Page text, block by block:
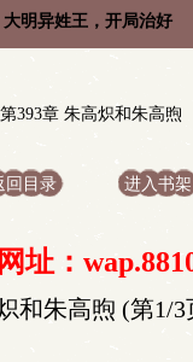
大明异姓王，开局治好
第393章 朱高炽和朱高煦
回目录 进入书架
址：
和朱高煦 (第1/3